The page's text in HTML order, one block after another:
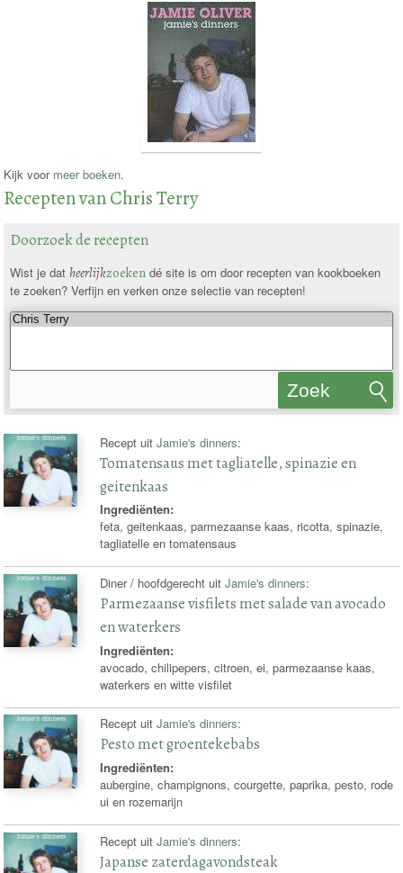
Kijk voor meer boeken.
Recepten van Chris Terry
Doorzoek de recepten
Wist je dat heerlijkzoekendé site is om door recepten van kookboeken
te zoeken? Verfijn en verken onze selectie van recepten!
Zoek
Recept uitJamie's dinners:
Tomatensaus met tagliatelle, spinazie en
geitenkaas
Ingrediënten:
feta, geitenkaas, parmezaanse kaas, ricotta, spinazie,
tagliatelle en tomatensaus
Diner / hoofdgerecht uitJamie's dinners:
Parmezaanse visfilets met salade van avocado
en waterkers
Ingrediënten:
avocado, chilipepers, citroen, ei, parmezaanse kaas,
waterkers en witte visfilet
Recept uitJamie's dinners:
Pesto met groentekebabs
Ingrediënten:
aubergine, champignons, courgette, paprika, pesto, rode
ui en rozemarijn
Recept uitJamie's dinners:
Japanse zaterdagavondsteak